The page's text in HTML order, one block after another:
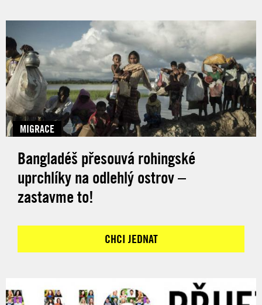
MIGRACE
Bangladéš přesouvá rohingské
uprchlíky na odlehlý ostrov –
zastavme to!
CHCI JEDNAT